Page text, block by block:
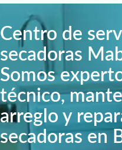
Centro de
secadoras
Somos
técnico,
arreglo y
secadoras en